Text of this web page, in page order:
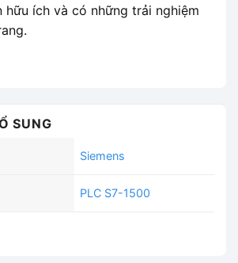
hữu ích và có những trải nghiệm
SUNG
Siemens
PLC S7-1500